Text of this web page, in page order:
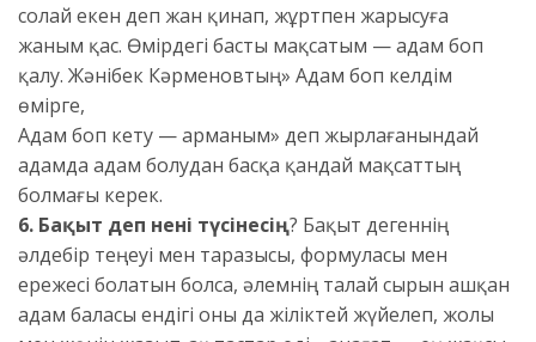
солай екен деп жан қинап, жұртпен жарысуға
жаным қас. Өмірдегі басты мақсатым — адам боп
қалу. Жәнібек Кәрменовтың» Адам боп келдім
өмірге,
Адам боп кету — арманым» деп жырлағанындай
адамда адам болудан басқа қандай мақсаттың
болмағы керек.
6. Бақыт деп нені түсінесің? Бақыт дегеннің
әлдебір теңеуі мен таразысы, формуласы мен
ережесі болатын болса, әлемнің талай сырын ашқан
адам баласы ендігі оны да жіліктей жүйелеп, жолы